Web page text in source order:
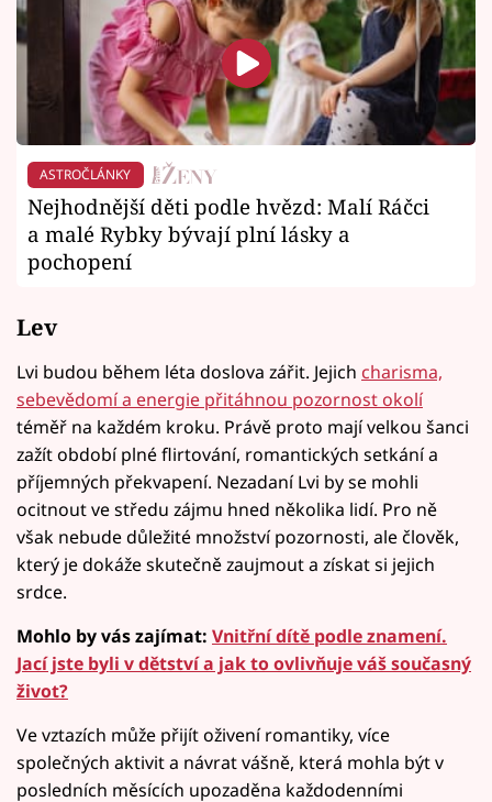
ASTROČLÁNKY
Nejhodnější děti podle hvězd: Malí Ráčci
a malé Rybky bývají plní lásky a
pochopení
Lev
Lvi budou během léta doslova zářit. Jejich charisma,
sebevědomí a energie přitáhnou pozornost okolí
téměř na každém kroku. Právě proto mají velkou šanci
zažít období plné flirtování, romantických setkání a
příjemných překvapení. Nezadaní Lvi by se mohli
ocitnout ve středu zájmu hned několika lidí. Pro ně
však nebude důležité množství pozornosti, ale člověk,
který je dokáže skutečně zaujmout a získat si jejich
srdce.
Mohlo by vás zajímat: Vnitřní dítě podle znamení.
Jací jste byli v dětství a jak to ovlivňuje váš současný
život?
Ve vztazích může přijít oživení romantiky, více
společných aktivit a návrat vášně, která mohla být v
posledních měsících upozaděna každodenními